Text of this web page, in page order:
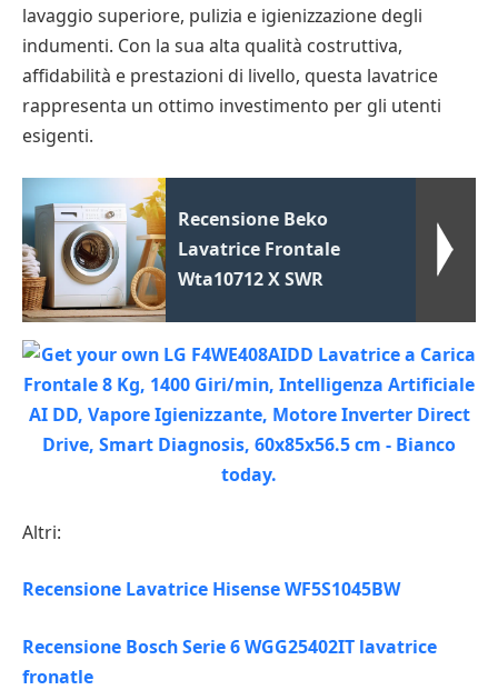
lavaggio superiore, pulizia e igienizzazione degli
indumenti. Con la sua alta qualità costruttiva,
affidabilità e prestazioni di livello, questa lavatrice
rappresenta un ottimo investimento per gli utenti
esigenti.
Recensione Beko
Lavatrice Frontale
Wta10712 X SWR
Altri:
Recensione Lavatrice Hisense WF5S1045BW
Recensione Bosch Serie 6 WGG25402IT lavatrice
fronatle